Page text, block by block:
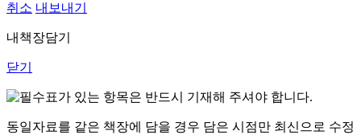
취소 내보내기
내책장담기
닫기
표가 있는 항목은 반드시 기재해 주셔야 합니다.
동일자료를 같은 책장에 담을 경우 담은 시점만 최신으로 수정